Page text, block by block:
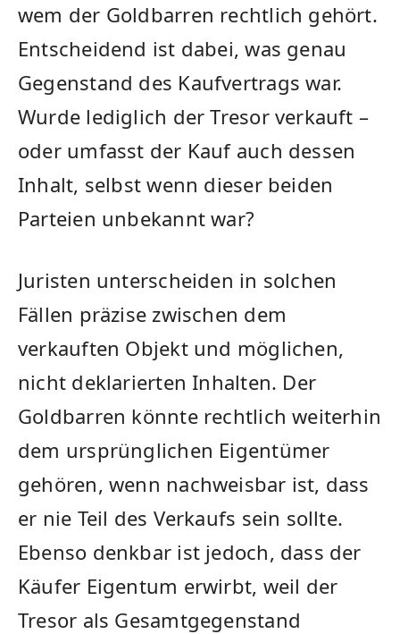
wem der Goldbarren rechtlich gehört.
Entscheidend ist dabei, was genau
Gegenstand des Kaufvertrags war.
Wurde lediglich der Tresor verkauft –
oder umfasst der Kauf auch dessen
Inhalt, selbst wenn dieser beiden
Parteien unbekannt war?
Juristen unterscheiden in solchen
Fällen präzise zwischen dem
verkauften Objekt und möglichen,
nicht deklarierten Inhalten. Der
Goldbarren könnte rechtlich weiterhin
dem ursprünglichen Eigentümer
gehören, wenn nachweisbar ist, dass
er nie Teil des Verkaufs sein sollte.
Ebenso denkbar ist jedoch, dass der
Käufer Eigentum erwirbt, weil der
Tresor als Gesamtgegenstand